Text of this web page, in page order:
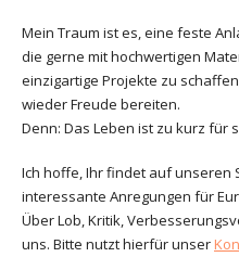
Mein Traum ist es, eine feste
die gerne mit hochwertigen
einzigartige Projekte zu
wieder Freude bereiten.
Denn: Das Leben ist zu kurz für
Ich hoffe, Ihr findet auf unseren
interessante Anregungen für
Über Lob, Kritik,
uns. Bitte nutzt hierfür unser